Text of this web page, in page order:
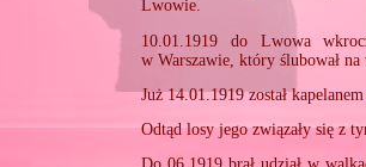
Lwowie.
10.01.1919 do Lwowa
w Warszawie, który ślubował
Już 14.01.1919 został kapelanem
Odtąd losy jego związały się z